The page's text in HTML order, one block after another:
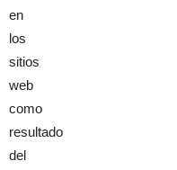
en
los
sitios
web
como
resultado
del